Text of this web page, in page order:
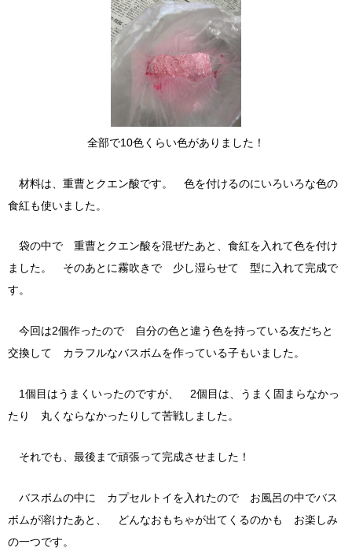
全部で10色くらい色がありました！
材料は、重曹とクエン酸です。 色を付けるのにいろいろな色の
食紅も使いました。
袋の中で 重曹とクエン酸を混ぜたあと、食紅を入れて色を付け
ました。 そのあとに霧吹きで 少し湿らせて 型に入れて完成で
す。
今回は2個作ったので 自分の色と違う色を持っている友だちと
交換して カラフルなバスボムを作っている子もいました。
1個目はうまくいったのですが、 2個目は、うまく固まらなかっ
たり 丸くならなかったりして苦戦しました。
それでも、最後まで頑張って完成させました！
バスボムの中に カプセルトイを入れたので お風呂の中でバス
ボムが溶けたあと、 どんなおもちゃが出てくるのかも お楽しみ
の一つです。